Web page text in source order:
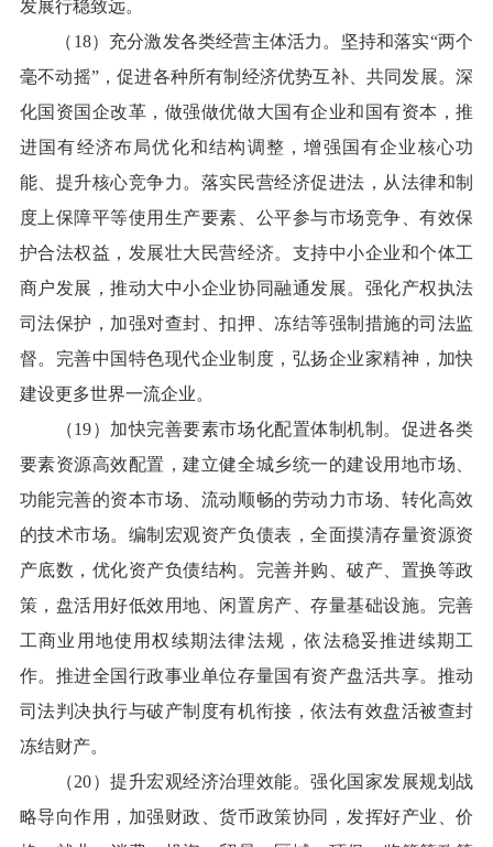
发展行稳致远。
（18）充分激发各类经营主体活力。坚持和落实“两个
毫不动摇”，促进各种所有制经济优势互补、共同发展。深
化国资国企改革，做强做优做大国有企业和国有资本，推
进国有经济布局优化和结构调整，增强国有企业核心功
能、提升核心竞争力。落实民营经济促进法，从法律和制
度上保障平等使用生产要素、公平参与市场竞争、有效保
护合法权益，发展壮大民营经济。支持中小企业和个体工
商户发展，推动大中小企业协同融通发展。强化产权执法
司法保护，加强对查封、扣押、冻结等强制措施的司法监
督。完善中国特色现代企业制度，弘扬企业家精神，加快
建设更多世界一流企业。
（19）加快完善要素市场化配置体制机制。促进各类
要素资源高效配置，建立健全城乡统一的建设用地市场、
功能完善的资本市场、流动顺畅的劳动力市场、转化高效
的技术市场。编制宏观资产负债表，全面摸清存量资源资
产底数，优化资产负债结构。完善并购、破产、置换等政
策，盘活用好低效用地、闲置房产、存量基础设施。完善
工商业用地使用权续期法律法规，依法稳妥推进续期工
作。推进全国行政事业单位存量国有资产盘活共享。推动
司法判决执行与破产制度有机衔接，依法有效盘活被查封
冻结财产。
（20）提升宏观经济治理效能。强化国家发展规划战
略导向作用，加强财政、货币政策协同，发挥好产业、价